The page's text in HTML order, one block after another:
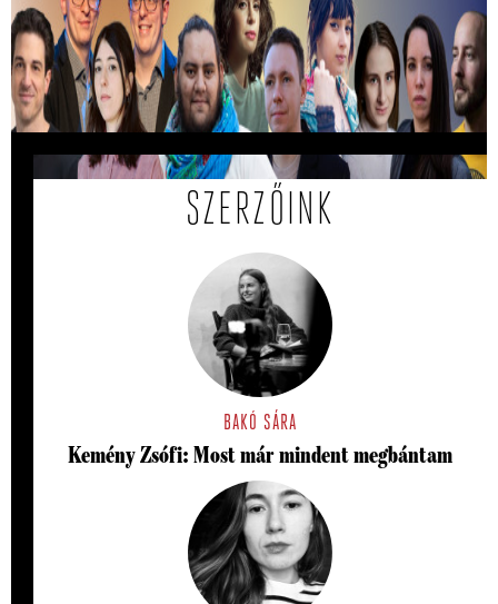
Kiválasztották a 2026-os Mastercard -
Alkotótárs ösztöndíj 10 döntősét!
Közülük kerül ki a két győztes.
SZERZŐINK
BAKÓ SÁRA
Kemény Zsófi: Most már mindent megbántam